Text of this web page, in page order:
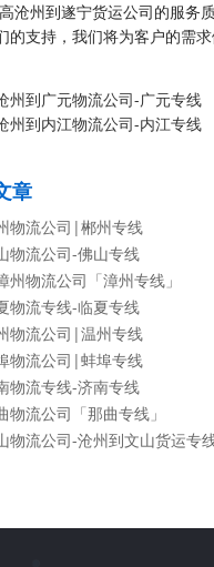
沧州到遂宁货运公司的服务
的支持，我们将为客户的需
州到广元物流公司-广元专线
州到内江物流公司-内江专线
章
物流公司|郴州专线
物流公司-佛山专线
州物流公司「漳州专线」
物流专线-临夏专线
物流公司|温州专线
物流公司|蚌埠专线
物流专线-济南专线
物流公司「那曲专线」
物流公司-沧州到文山货运专